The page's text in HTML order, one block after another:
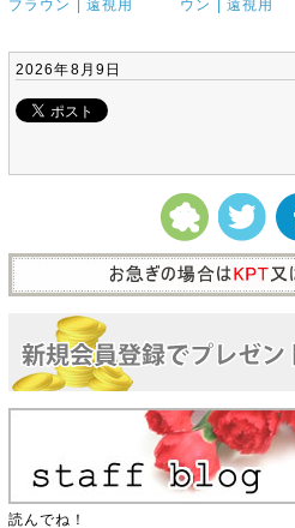
ブラウン | 遠視用 ウン | 遠視用
2026年8月9日
読んでね！